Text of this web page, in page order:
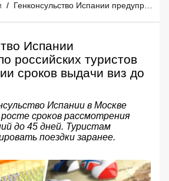
/ Генконсульство Испании предупредило российских туристов об увеличении сроков выдачи виз до 45 дней
Испании
российских туристов
сроков выдачи виз до
Испании в Москве
сроков рассмотрения
до 45 дней. Туристам
поездки заранее.